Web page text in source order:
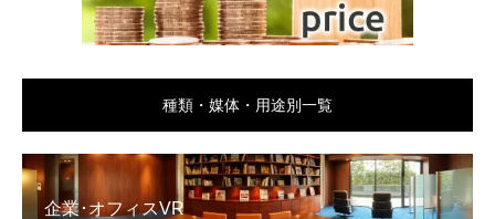
種類・媒体・用途別一覧
企業･オフィスVR